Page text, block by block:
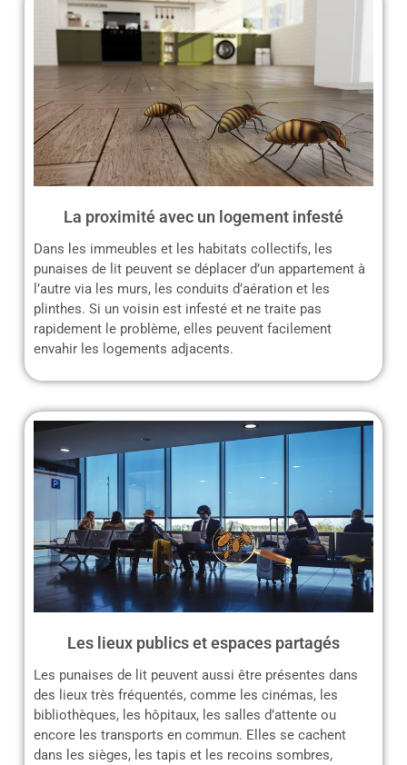
La proximité avec un logement infesté
Dans les immeubles et les habitats collectifs, les
punaises de lit peuvent se déplacer d’un appartement à
l’autre via les murs, les conduits d’aération et les
plinthes. Si un voisin est infesté et ne traite pas
rapidement le problème, elles peuvent facilement
envahir les logements adjacents.
Les lieux publics et espaces partagés
Les punaises de lit peuvent aussi être présentes dans
des lieux très fréquentés, comme les cinémas, les
bibliothèques, les hôpitaux, les salles d’attente ou
encore les transports en commun. Elles se cachent
dans les sièges, les tapis et les recoins sombres,